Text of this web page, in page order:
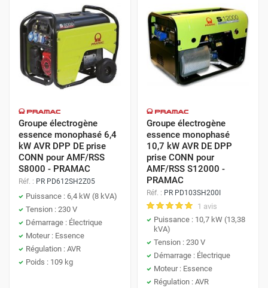
Groupe électrogène
essence monophasé 6,4
kW AVR DPP DE prise
CONN pour AMF/RSS
S8000 - PRAMAC
Réf. : PR PD612SH2Z05
Puissance : 6,4 kW (8 kVA)
Tension : 230 V
Démarrage : Électrique
Moteur : Essence
Régulation : AVR
Poids : 109 kg
Groupe électrogène
essence monophasé
10,7 kW AVR DE DPP
prise CONN pour
AMF/RSS S12000 -
PRAMAC
Réf. : PR PD103SH200I
1 avis
Puissance : 10,7 kW (13,38
kVA)
Tension : 230 V
Démarrage : Électrique
Moteur : Essence
Régulation : AVR